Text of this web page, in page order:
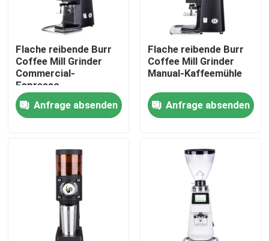
Über uns
Fabrik-Ausflug
Qualitätskontrolle
Treten Sie mit uns in Verbindung
Kaffeebohneschleifer
Burr Coffee Grinder
Flache reibende Burr
Coffee Mill Grinder
Commercial-
Espresso-
Kaffeemühle
Anfrage absenden
Flache reibende Burr
Coffee Mill Grinder
Manual-Kaffeemühle
Anfrage absenden